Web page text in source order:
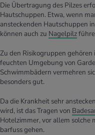
Die Übertragung des Pilzes
Hautschuppen. Etwa, wenn
ansteckenden Hautschuppen
können auch zu Nagelpilz
Zu den Risikogruppen
feuchten Umgebung von
Schwimmbädern vermehren
besonders gut.
Da die Krankheit sehr
wird, ist das Tragen von
Hotelzimmer, vor allem solche
barfuss gehen.